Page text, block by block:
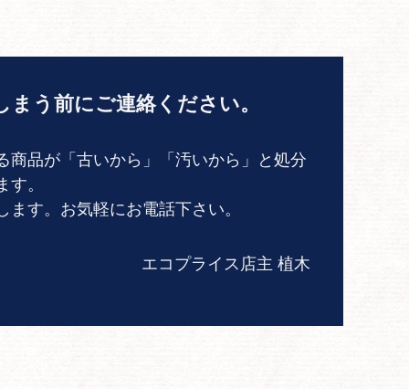
う前にご連絡ください。
商品が「古いから」「汚いから」と処分
。
す。お気軽にお電話下さい。
エコプライス店主 植木